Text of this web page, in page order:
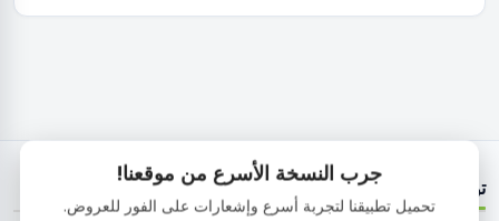
تواصل معنا
جرب النسخة الأسرع من موقعنا!
تحميل تطبيقنا لتجربة أسرع وإشعارات على الفور للعروض.